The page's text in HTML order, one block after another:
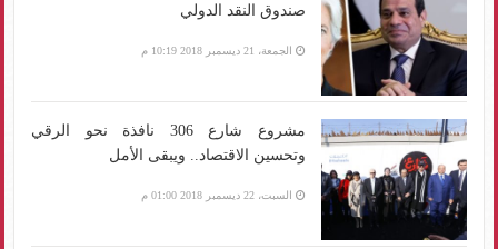
صندوق النقد الدولي
الجمعة، 21 ديسمبر 2018 10:19 م
مشروع شارع 306 نافذة نحو الرقي
وتحسين الاقتصاد.. ويبقى الأمل
السبت، 22 ديسمبر 2018 01:00 م